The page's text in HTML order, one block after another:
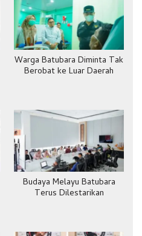
Warga Batubara Diminta Tak
Berobat ke Luar Daerah
Budaya Melayu Batubara
Terus Dilestarikan